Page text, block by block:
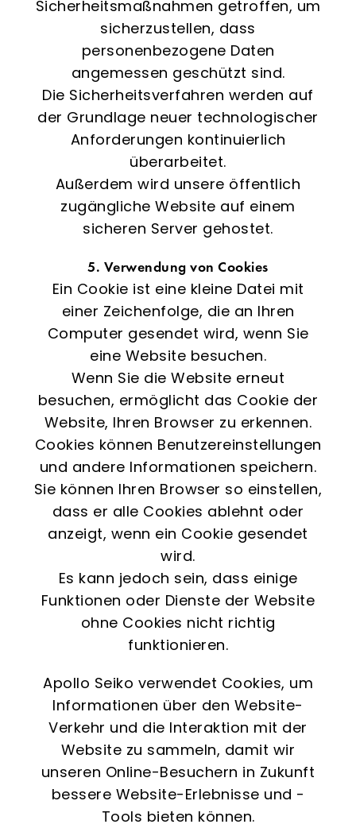
Sicherheitsmaßnahmen getroffen, um
sicherzustellen, dass
personenbezogene Daten
angemessen geschützt sind.
Die Sicherheitsverfahren werden auf
der Grundlage neuer technologischer
Anforderungen kontinuierlich
überarbeitet.
Außerdem wird unsere öffentlich
zugängliche Website auf einem
sicheren Server gehostet.
5. Verwendung von Cookies
Ein Cookie ist eine kleine Datei mit
einer Zeichenfolge, die an Ihren
Computer gesendet wird, wenn Sie
eine Website besuchen.
Wenn Sie die Website erneut
besuchen, ermöglicht das Cookie der
Website, Ihren Browser zu erkennen.
Cookies können Benutzereinstellungen
und andere Informationen speichern.
Sie können Ihren Browser so einstellen,
dass er alle Cookies ablehnt oder
anzeigt, wenn ein Cookie gesendet
wird.
Es kann jedoch sein, dass einige
Funktionen oder Dienste der Website
ohne Cookies nicht richtig
funktionieren.
Apollo Seiko verwendet Cookies, um
Informationen über den Website-
Verkehr und die Interaktion mit der
Website zu sammeln, damit wir
unseren Online-Besuchern in Zukunft
bessere Website-Erlebnisse und -
Tools bieten können.